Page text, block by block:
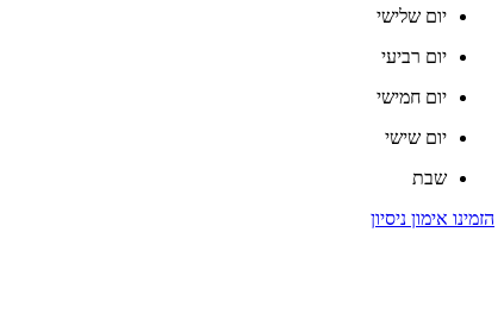
יום שלישי
יום רביעי
יום חמישי
יום שישי
שבת
הזמינו אימון ניסיון